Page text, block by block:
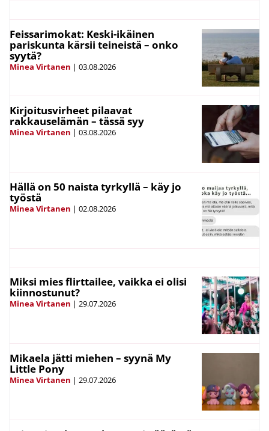
Feissarimokat: Keski-ikäinen
pariskunta kärsii teineistä – onko
syytä?
Minea Virtanen | 03.08.2026
Kirjoitusvirheet pilaavat
rakkauselämän – tässä syy
Minea Virtanen | 03.08.2026
Hällä on 50 naista tyrkyllä – käy jo
työstä
Minea Virtanen | 02.08.2026
Miksi mies flirttailee, vaikka ei olisi
kiinnostunut?
Minea Virtanen | 29.07.2026
Mikaela jätti miehen – syynä My
Little Pony
Minea Virtanen | 29.07.2026